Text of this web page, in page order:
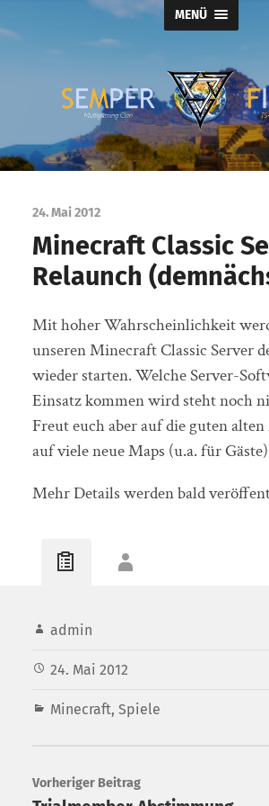
MENÜ
24. Mai 2012
Minecraft Classic
Relaunch
Mit hoher Wahrscheinlichkeit
unseren Minecraft Classic Server
wieder starten. Welche Server-
Einsatz kommen wird steht noch
Freut euch aber auf die guten
auf viele neue Maps (u.a. für
Mehr Details werden bald
admin
24. Mai 2012
Minecraft, Spiele
Vorheriger Beitrag